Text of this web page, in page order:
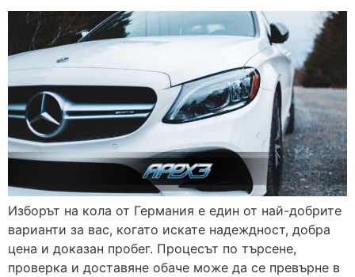
Изборът на кола от Германия е един от най-добрите
варианти за вас, когато искате надеждност, добра
цена и доказан пробег. Процесът по търсене,
проверка и доставяне обаче може да се превърне в